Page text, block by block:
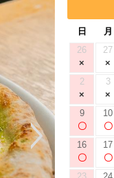
日 月
26
27
2 3
9 10
16 17